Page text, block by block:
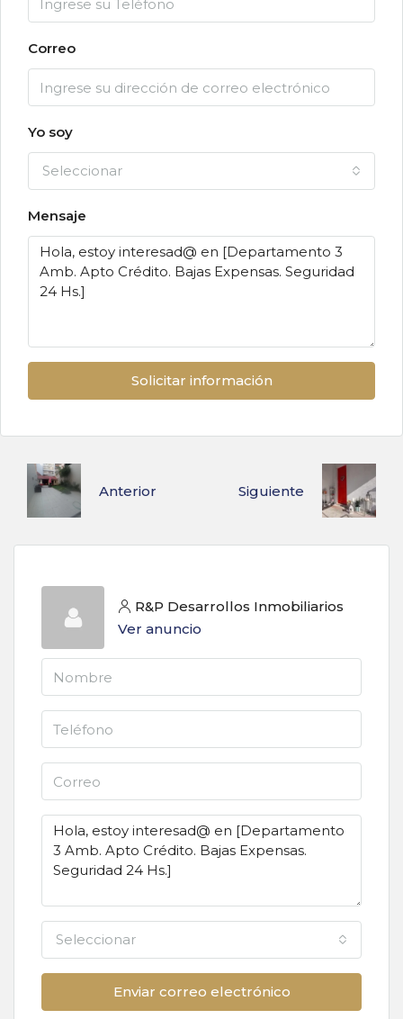
Correo
Yo soy
Seleccionar
Mensaje
Solicitar información
Anterior Siguiente
R&P Desarrollos Inmobiliarios
Ver anuncio
Seleccionar
Enviar correo electrónico